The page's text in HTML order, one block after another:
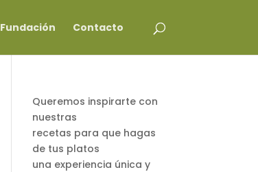
Fundación Contacto
Queremos inspirarte con
nuestras
recetas para que hagas
de tus platos
una experiencia única y